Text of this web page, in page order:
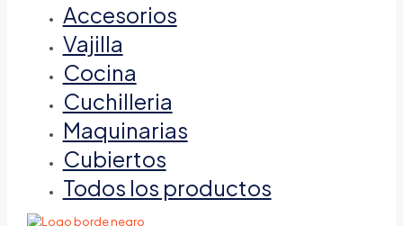
Accesorios
Vajilla
Cocina
Cuchilleria
Maquinarias
Cubiertos
Todos los productos